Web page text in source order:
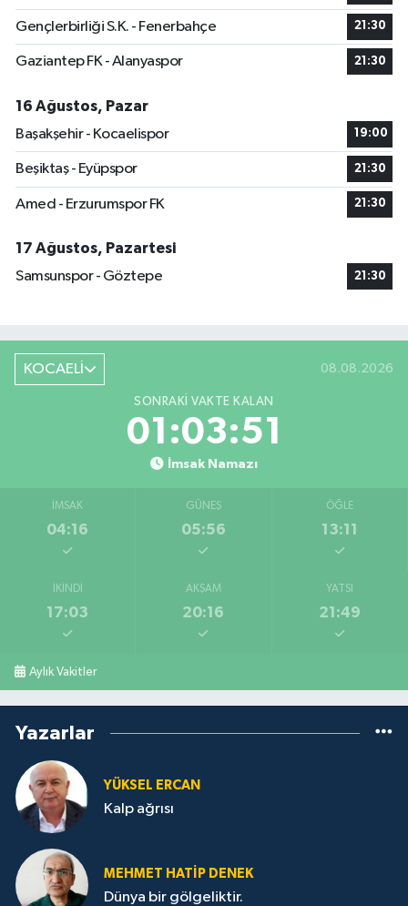
Gençlerbirliği S.K. - Fenerbahçe 21:30
Gaziantep FK - Alanyaspor 21:30
16 Ağustos, Pazar
Başakşehir - Kocaelispor
19:00
Beşiktaş - Eyüpspor 21:30
Amed - Erzurumspor FK 21:30
17 Ağustos, Pazartesi
Samsunspor - Göztepe
21:30
KOCAELİ 08.08.2026
SONRAKI VAKTE KALAN
01:03:50
İmsak Namazı
İMSAK
04:16
GÜNEŞ
05:56
ÖĞLE
13:11
İKINDI
17:03
AKŞAM
20:16
YATSI
21:49
Aylık Vakitler
Yazarlar
YÜKSEL ERCAN
Kalp ağrısı
MEHMET HATİP DENEK
Dünya bir gölgeliktir.